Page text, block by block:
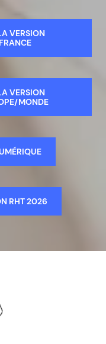
VERSION
VERSION
MONDE
RHT 2026